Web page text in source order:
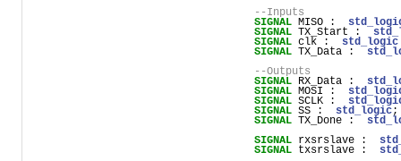
--Inputs
SIGNAL
MISO :
SIGNAL TX_Start :
SIGNAL clk : std_logic
SIGNAL TX_Data :
--Outputs
SIGNAL
RX_Data :
SIGNAL
MOSI :
SIGNAL SCLK :
SIGNAL SS : std_logic;
SIGNAL TX_Done :
SIGNAL
rxsrslave :
SIGNAL
txsrslave :